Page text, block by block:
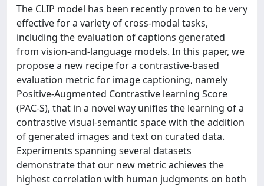
The CLIP model has been recently proven to be very
effective for a variety of cross-modal tasks,
including the evaluation of captions generated
from vision-and-language models. In this paper, we
propose a new recipe for a contrastive-based
evaluation metric for image captioning, namely
Positive-Augmented Contrastive learning Score
(PAC-S), that in a novel way unifies the learning of a
contrastive visual-semantic space with the addition
of generated images and text on curated data.
Experiments spanning several datasets
demonstrate that our new metric achieves the
highest correlation with human judgments on both